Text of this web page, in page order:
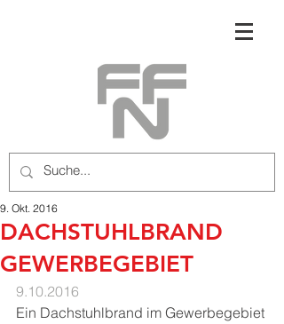
DACHSTUHLBRAND
GEWERBEGEBIET
9. Okt. 2016
9.10.2016
Ein Dachstuhlbrand im Gewerbegebiet